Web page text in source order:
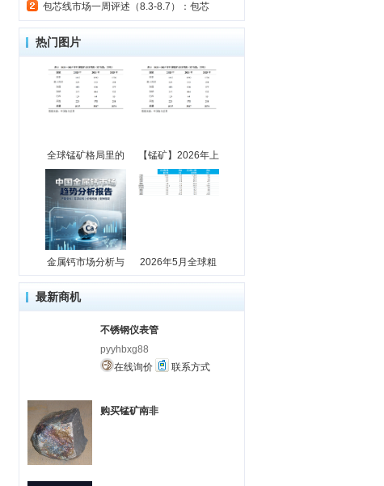
包芯线市场一周评述（8.3-8.7）：包芯
热门图片
全球锰矿格局里的 【锰矿】2026年上
金属钙市场分析与 2026年5月全球粗
最新商机
不锈钢仪表管
pyyhbxg88
在线询价
联系方式
购买锰矿南非